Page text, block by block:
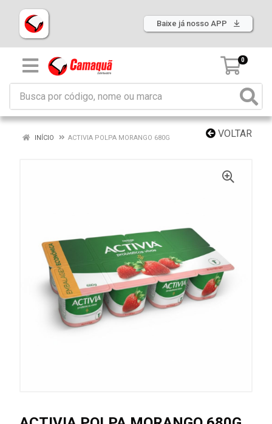
Baixe já nosso APP
0
VOLTAR
INÍCIO ACTIVIA POLPA MORANGO 680G